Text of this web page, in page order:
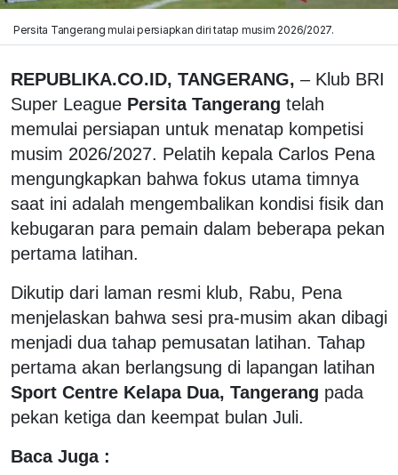
Persita Tangerang mulai persiapkan diri tatap musim 2026/2027.
REPUBLIKA.CO.ID, TANGERANG, – Klub BRI
Super League Persita Tangerang telah
memulai persiapan untuk menatap kompetisi
musim 2026/2027. Pelatih kepala Carlos Pena
mengungkapkan bahwa fokus utama timnya
saat ini adalah mengembalikan kondisi fisik dan
kebugaran para pemain dalam beberapa pekan
pertama latihan.
Dikutip dari laman resmi klub, Rabu, Pena
menjelaskan bahwa sesi pra-musim akan dibagi
menjadi dua tahap pemusatan latihan. Tahap
pertama akan berlangsung di lapangan latihan
Sport Centre Kelapa Dua, Tangerang pada
pekan ketiga dan keempat bulan Juli.
Baca Juga :